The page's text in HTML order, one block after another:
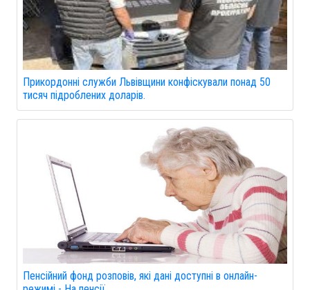
Прикордонні служби Львівщини конфіскували понад 50
тисяч підроблених доларів.
Пенсійний фонд розповів, які дані доступні в онлайн-